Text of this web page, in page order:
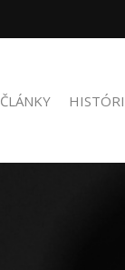
ČLÁNKY